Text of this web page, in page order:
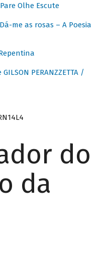
Olhe Escute
Dá-me as rosas – A Poesia
GILSON PERANZZETTA /
do
da